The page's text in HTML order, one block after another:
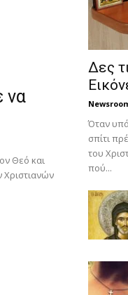
να
Θεό και
Δες
Όταν
σπίτι
του
πού...